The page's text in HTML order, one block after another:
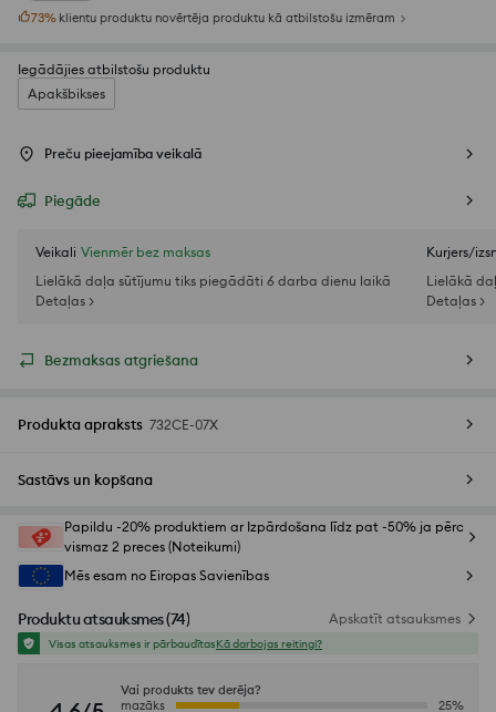
73% klientu produktu novērtēja produktu kā atbilstošu izmēram
Iegādājies atbilstošu produktu
Apakšbikses
Preču pieejamība veikalā
Piegāde
Veikali Vienmēr bez maksas
Lielākā daļa sūtījumu tiks piegādāti 6 darba dienu laikā
Detaļas >
Kurjers/
Lielākā
Detaļas >
Bezmaksas atgriešana
Produkta apraksts 732CE-07X
Sastāvs un kopšana
Papildu -20% produktiem ar Izpārdošana līdz pat -50% ja pērc
vismaz 2 preces (Noteikumi)
Mēs esam no Eiropas Savienības
Produktu atsauksmes(74) Apskatīt atsauksmes
Visas atsauksmes ir pārbaudītasKā darbojas reitingi?
Vai produkts tev derēja?
mazāks
25%